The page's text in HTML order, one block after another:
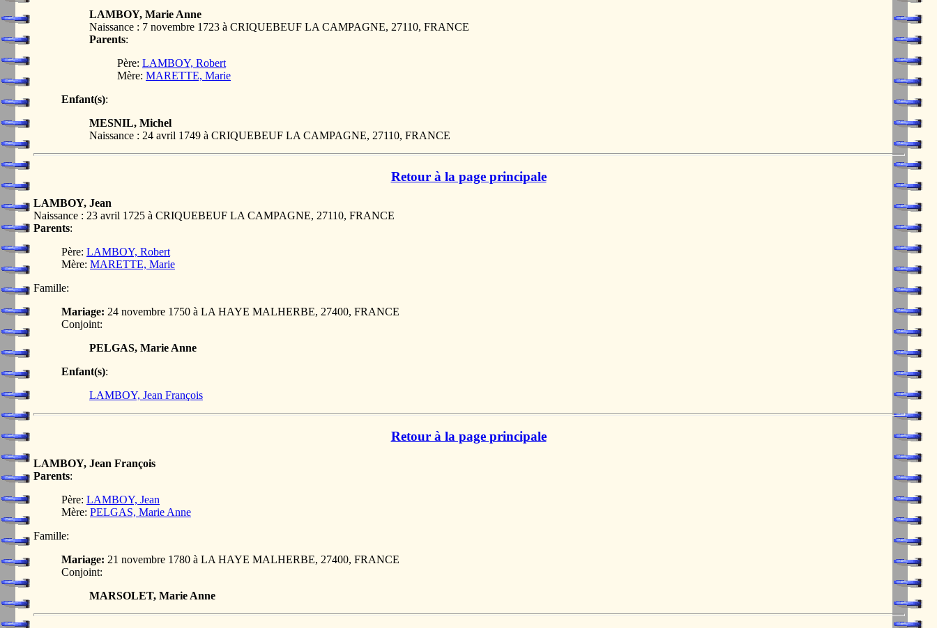
LAMBOY, Marie Anne
Naissance : 7 novembre 1723 à CRIQUEBEUF LA CAMPAGNE, 27110, FRANCE
Parents:
Père: LAMBOY, Robert
Mère: MARETTE, Marie
Enfant(s):
MESNIL, Michel
Naissance : 24 avril 1749 à CRIQUEBEUF LA CAMPAGNE, 27110, FRANCE
Retour à la page principale
LAMBOY, Jean
Naissance : 23 avril 1725 à CRIQUEBEUF LA CAMPAGNE, 27110, FRANCE
Parents:
Père: LAMBOY, Robert
Mère: MARETTE, Marie
Famille:
Mariage: 24 novembre 1750 à LA HAYE MALHERBE, 27400, FRANCE
Conjoint:
PELGAS, Marie Anne
Enfant(s):
LAMBOY, Jean François
Retour à la page principale
LAMBOY, Jean François
Parents:
Père: LAMBOY, Jean
Mère: PELGAS, Marie Anne
Famille:
Mariage: 21 novembre 1780 à LA HAYE MALHERBE, 27400, FRANCE
Conjoint:
MARSOLET, Marie Anne